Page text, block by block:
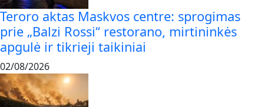
Teroro aktas Maskvos centre: sprogimas
prie „Balzi Rossi“ restorano, mirtininkės
apgulė ir tikrieji taikiniai
02/08/2026